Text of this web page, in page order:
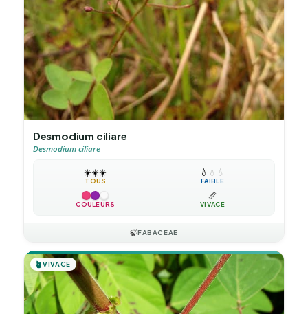
Desmodium ciliare
Desmodium ciliare
☀️☀️☀️
TOUS
💧 💧 💧
FAIBLE
COULEURS
📏
VIVACE
🍃FABACEAE
🪴VIVACE